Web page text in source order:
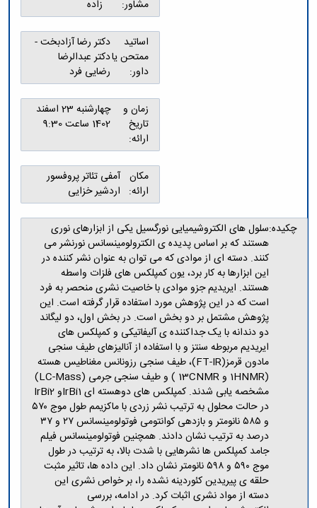
مشاور:
زاده
اساتید
ممتحن یا
داور:
دکتر رضا آزادبخت -
دکتر عبدالرضا
رضایی فرد
زمان و
تاریخ
ارائه:
چهارشنبه 23 اسفند
1402 ساعت 9:30
مکان
ارائه:
آمفی تئاتر پروفسور
اردشیر خزایی
چکیده:سلول های الکتروشیمیایی نورگسیل یکی از ابزارهای نوری
هستند که بر اساس پدیده ی الکترولومینسانس نورنشر می
کنند. دسته ای از موادی که می توان به عنوان نشر کننده در
این ابزارها به کار برد، یون کمپلکس های فلزات واسطه
هستند. ایریدیم جزو موادی با خاصیت نشری منحصر به فرد
است که در این پژوهش مورد استفاده قرار گرفته است. این
پژوهش مشتمل بر دو بخش است. در بخش اول، دو لیگاند
دو دندانه با یک جداکننده ی آلیفاتیکی و کمپلکس های
ایریدیم مربوطه سنتز و با استفاده از آنالیزهای طیف سنجی
مادون قرمز(FT-IR)، طیف سنجی رزونانس مغناطیس هسته
(1HNMR و 13CNMR ) و طیف سنجی جرمی (LC-Mass)
مشخصه یابی شدند. کمپلکس های دوهسته ای IrBi1‌و IrBi2
در حالت محلول به ترتیب نشر زردی با ماکزیمم طول موج ۵۷۰
و ۵۸۵ نانومتر و بازدهی کوانتومی فوتولومینسانس ۲۷ و ۳۷
درصد به ترتیب نشان دادند. همچنین فوتولومینسانس فیلم
جامد کمپلکس ها نشرهایی با شدت بالا، به ترتیب در طول
موج ۵۹۰ و ۵۹۸ نانومتر نشان داد. این داده ها، تاثیر مثبت
حلقه ی پیریدین کئوردینه نشده را، بر خواص نشری این
دسته از مواد نشری اثبات کرد. در ادامه، بررسی